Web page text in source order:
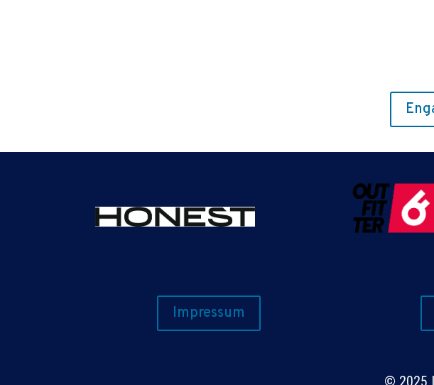
Impressum
© 2025